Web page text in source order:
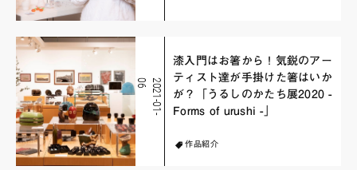
2
0
2
1
-
0
1
-
0
6
漆入門はお箸から！気鋭のアー
ティスト達が手掛けた箸はいか
が？「うるしのかたち展2020 -
Forms of urushi -」
作品紹介